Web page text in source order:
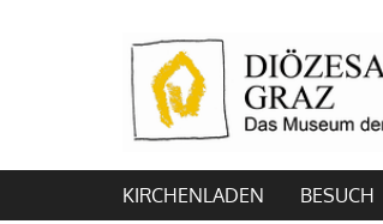
KIRCHENLADEN BESUCH